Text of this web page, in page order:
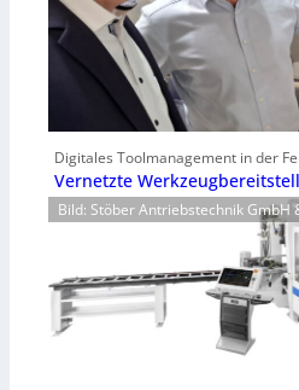
Digitales Toolmanagement in der
Vernetzte
Bild: Stöber Antriebstechnik GmbH